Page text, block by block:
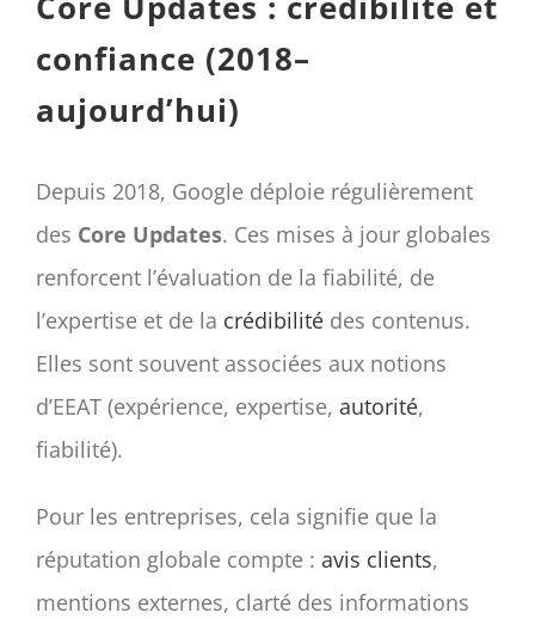
confiance (2018–
aujourd’hui)
Depuis 2018, Google déploie régulièrement
des Core Updates. Ces mises à jour globales
renforcent l’évaluation de la fiabilité, de
l’expertise et de la crédibilitédes contenus.
Elles sont souvent associées aux notions
d’EEAT (expérience, expertise, autorité,
fiabilité).
Pour les entreprises, cela signifie que la
réputation globale compte : avis clients,
mentions externes, clarté des informations